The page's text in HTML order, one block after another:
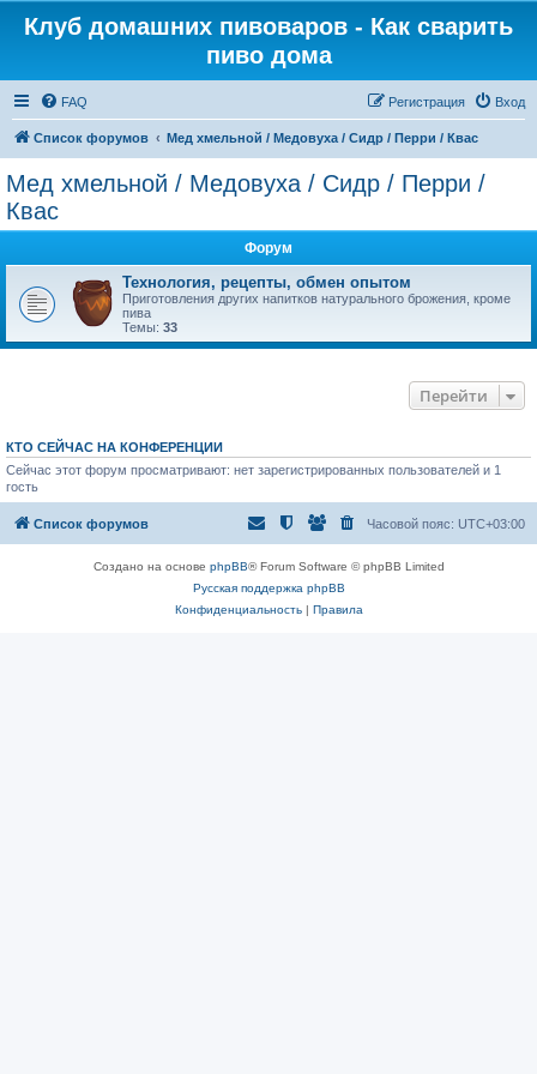
Клуб домашних пивоваров - Как cварить
пиво дома
FAQ Вход
Регистрация
Список форумов Mед хмельной / Медовуха / Сидр / Перри / Квас
Mед хмельной / Медовуха / Сидр / Перри /
Квас
Форум
Технология, рецепты, обмен опытом
Приготовления других напитков натурального брожения, кроме
пива
Темы: 33
Перейти
КТО СЕЙЧАС НА КОНФЕРЕНЦИИ
Сейчас этот форум просматривают: нет зарегистрированных пользователей и 1
гость
Список форумов Часовой пояс: UTC+03:00
Создано на основе phpBB® Forum Software © phpBB Limited
Русская поддержка phpBB
Конфиденциальность| Правила